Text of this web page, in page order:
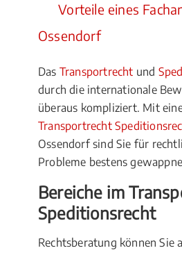
Vorteile eines
Ossendorf
Das Transportrecht und
durch die internationale
überaus kompliziert. Mit
Transportrecht
Ossendorf sind Sie für
Probleme bestens
Bereiche im
Speditionsrecht
Rechtsberatung können Sie